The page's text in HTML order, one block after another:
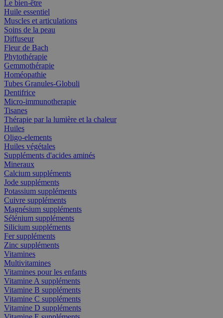
Le bien-être
Huile essentiel
Muscles et articulations
Soins de la peau
Diffuseur
Fleur de Bach
Phytothérapie
Gemmothérapie
Homéopathie
Tubes Granules-Globuli
Dentifrice
Micro-immunotherapie
Tisanes
Thérapie par la lumière et la chaleur
Huiles
Oligo-elements
Huiles végétales
Suppléments d'acides aminés
Mineraux
Calcium suppléments
Jode suppléments
Potassium suppléments
Cuivre suppléments
Magnésium suppléments
Sélénium suppléments
Silicium suppléments
Fer suppléments
Zinc suppléments
Vitamines
Multivitamines
Vitamines pour les enfants
Vitamine A suppléments
Vitamine B suppléments
Vitamine C suppléments
Vitamine D suppléments